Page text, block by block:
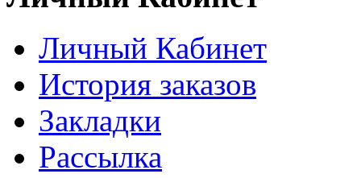
Личный Кабинет
История заказов
Закладки
Рассылка